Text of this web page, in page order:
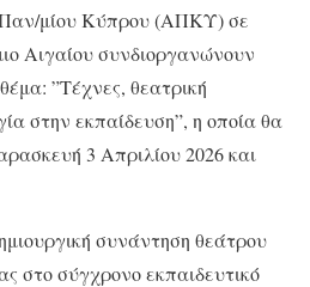
Παν/μίου Κύπρου (ΑΠΚΥ) σε
Αιγαίου συνδιοργανώνουν
”Τέχνες, θεατρική
στην εκπαίδευση”, η οποία θα
3 Απριλίου 2026 και
συνάντηση θεάτρου
στο σύγχρονο εκπαιδευτικό